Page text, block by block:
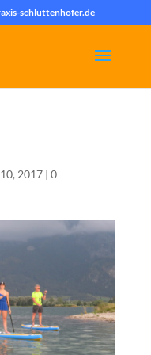
schluttenhofer.de
2017| 0